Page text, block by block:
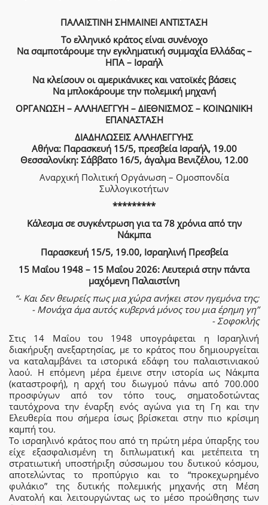
ΠΑΛΑΙΣΤΙΝΗ ΣΗΜΑΙΝΕΙ ΑΝΤΙΣΤΑΣΗ
Το ελληνικό κράτος είναι συνένοχο
Να σαμποτάρουμε την εγκληματική συμμαχία Ελλάδας –
ΗΠΑ – Ισραήλ
Να κλείσουν οι αμερικάνικες και νατοϊκές βάσεις
Να μπλοκάρουμε την πολεμική μηχανή
ΟΡΓΑΝΩΣΗ – ΑΛΛΗΛΕΓΓΥΗ – ΔΙΕΘΝΙΣΜΟΣ – ΚΟΙΝΩΝΙΚΗ
ΕΠΑΝΑΣΤΑΣΗ
ΔΙΑΔΗΛΩΣΕΙΣ ΑΛΛΗΛΕΓΓΥΗΣ
Αθήνα: Παρασκευή 15/5, πρεσβεία Ισραήλ, 19.00
Θεσσαλονίκη: Σάββατο 16/5, άγαλμα Βενιζέλου, 12.00
Αναρχική Πολιτική Οργάνωση – Ομοσπονδία
Συλλογικοτήτων
*********
Κάλεσμα σε συγκέντρωση για τα 78 χρόνια από την
Νάκμπα
Παρασκευή 15/5, 19.00, Ισραηλινή Πρεσβεία
15 Μαΐου 1948 – 15 Μαΐου 2026: Λευτεριά στην πάντα
μαχόμενη Παλαιστίνη
“- Και δεν θεωρείς πως μια χώρα ανήκει στον ηγεμόνα της;
- Μονάχα άμα αυτός κυβερνά μόνος του μια έρημη γη”
- Σοφοκλής
Στις 14 Μαΐου του 1948 υπογράφεται η Ισραηλινή
διακήρυξη ανεξαρτησίας, με το κράτος που δημιουργείται
να καταλαμβάνει τα ιστορικά εδάφη του παλαιστινιακού
λαού. Η επόμενη μέρα έμεινε στην ιστορία ως Νάκμπα
(καταστροφή), η αρχή του διωγμού πάνω από 700.000
προσφύγων από τον τόπο τους, σηματοδοτώντας
ταυτόχρονα την έναρξη ενός αγώνα για τη Γη και την
Ελευθερία που σήμερα ίσως βρίσκεται στην πιο κρίσιμη
καμπή του.
Το ισραηλινό κράτος που από τη πρώτη μέρα ύπαρξης του
είχε εξασφαλισμένη τη διπλωματική και μετέπειτα τη
στρατιωτική υποστήριξη σύσσωμου του δυτικού κόσμου,
αποτελώντας το προπύργιο και το “προκεχωρημένο
φυλάκιο” της δυτικής πολεμικής μηχανής στη Μέση
Ανατολή και λειτουργώντας ως το μέσο προώθησης των